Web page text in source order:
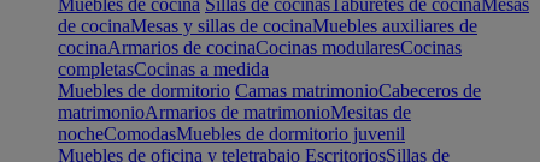
Muebles de cocina Sillas de cocinasTaburetes de cocinaMesas
de cocinaMesas y sillas de cocinaMuebles auxiliares de
cocinaArmarios de cocinaCocinas modularesCocinas
completasCocinas a medida
Muebles de dormitorio Camas matrimonioCabeceros de
matrimonioArmarios de matrimonioMesitas de
nocheComodasMuebles de dormitorio juvenil
Muebles de oficina y teletrabajo EscritoriosSillas de